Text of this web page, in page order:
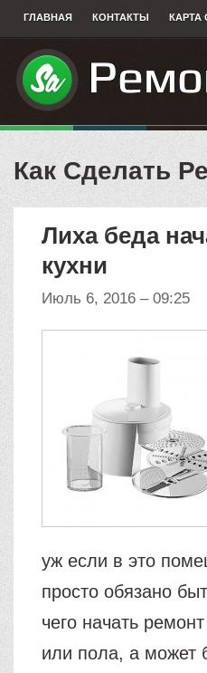
ГЛАВНАЯ КОНТАКТЫ КАРТА
Как Сделать
Лиха беда
кухни
Июль 6, 2016 – 09:25
уж если в это
просто обязано
чего начать
или пола, а может